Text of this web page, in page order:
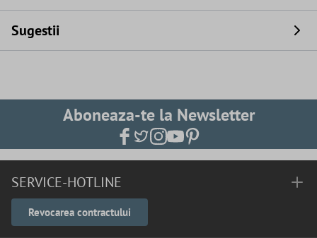
Sugestii
Aboneaza-te la Newsletter
SERVICE-HOTLINE
Revocarea contractului